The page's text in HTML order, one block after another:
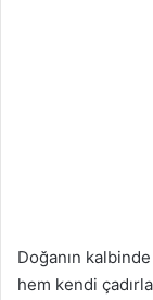
Doğanın
hem kendi